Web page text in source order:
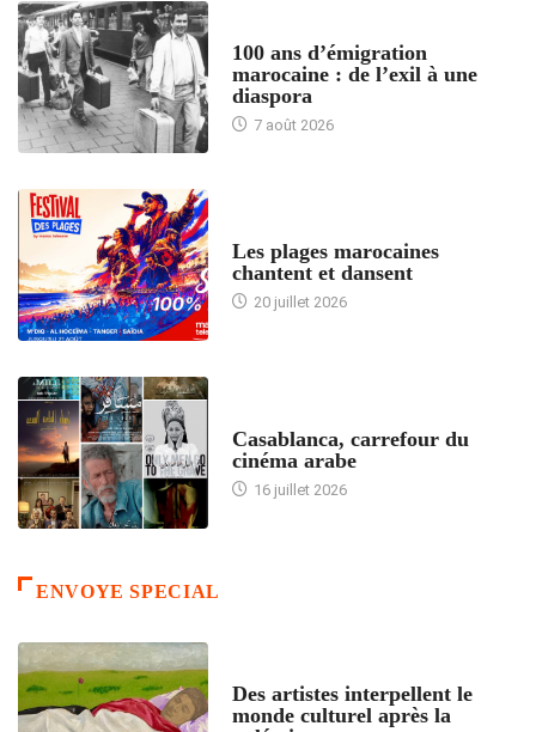
100 ans d’émigration
marocaine : de l’exil à une
diaspora
7 août 2026
Les plages marocaines
chantent et dansent
20 juillet 2026
Casablanca, carrefour du
cinéma arabe
16 juillet 2026
ENVOYE SPECIAL
Des artistes interpellent le
monde culturel après la